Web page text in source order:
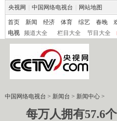
央视网 中国网络电视台 网站地图
首页 新闻 经济 体育 综艺 春晚
电视
频道大全 栏目大全 节目大全
中国网络电视台 > 新闻台 > 新闻中心 >
每万人拥有57.6